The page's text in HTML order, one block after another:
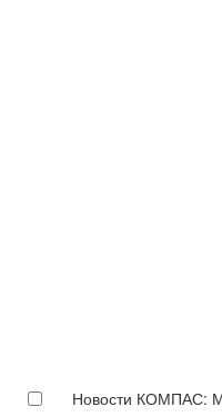
Новости КОМПАС: